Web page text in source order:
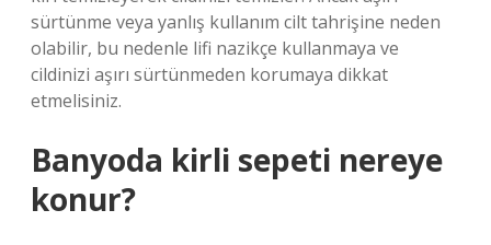
sürtünme veya yanlış kullanım cilt tahrişine neden
olabilir, bu nedenle lifi nazikçe kullanmaya ve
cildinizi aşırı sürtünmeden korumaya dikkat
etmelisiniz.
Banyoda kirli sepeti nereye
konur?